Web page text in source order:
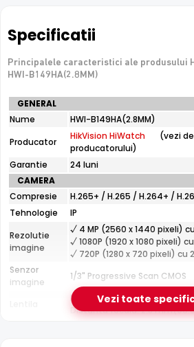
Nu are slot de card — inregistrarea
server
Fara microfon/difuzor — nu
e-Camere.ro recomanda acest
curtea si exteriorul casei; instalari
cablare UTP structurata.
Tehnologie ColorVu
Cu tehnologia
B149HA(2.8MM) captureaza imagini
intuneric total, datorita senzorului
si a LED-urilor de lumina alba calda.
Specificatii
Principalele caracteristici ale produsului
HWI-B149HA(2.8MM)
Specificatii
tehnice
HikVision
HiWatch
B149HA(2.8MM)
GENERAL
Nume
HWI-B149HA(2.8MM)
Producator
HikVision HiWatch
(vezi
producatorului)
Garantie
24 luni
CAMERA
Compresie
H.265+ / H.265 / H.264+ /
Tehnologie
IP
Rezolutie
imagine
√ 4 MP (2560 x 1440 pixeli)
√ 1080P (1920 x 1080 pixeli)
√ 720P (1280 x 720 pixeli) cu
Senzor
imagine
1/3" Progressive Scan CMOS
Fixa
Distanta focala: 2.8
Vezi toate